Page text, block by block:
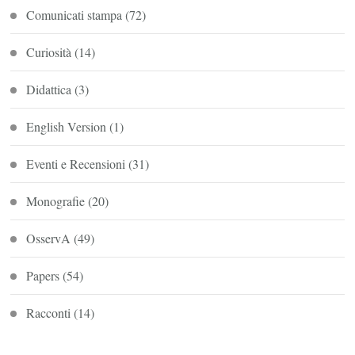
Comunicati stampa(72)
Curiosità(14)
Didattica(3)
English Version(1)
Eventi e Recensioni(31)
Monografie(20)
OsservA (49)
Papers(54)
Racconti(14)